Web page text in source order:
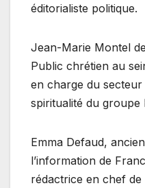
éditorialiste politique.
Jean-Marie Montel
Public chrétien au
en charge du
spiritualité du groupe
Emma Defaud,
l’information de
rédactrice en chef de